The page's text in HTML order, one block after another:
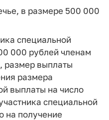
в размере 500 000
специальной
000 рублей членам
размер выплаты
размера
выплаты на число
специальной
на получение